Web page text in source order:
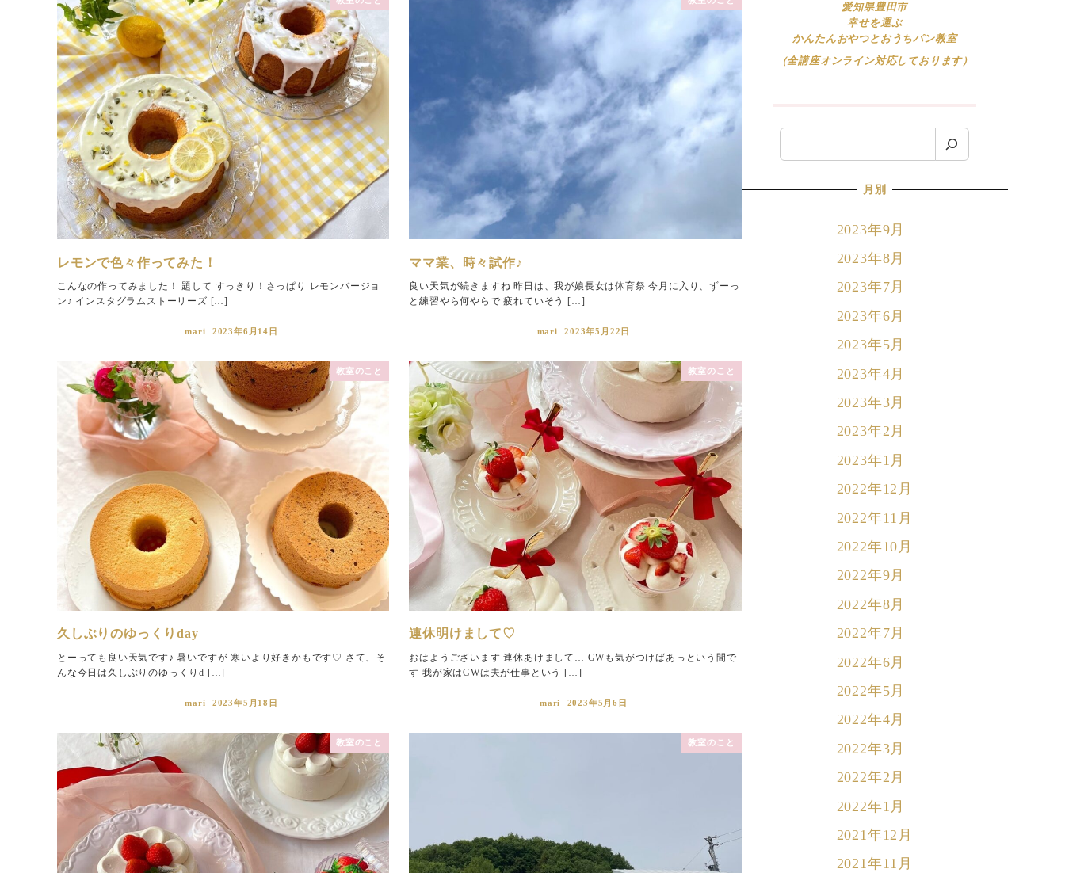
レモンで色々作ってみた！
こんなの作ってみました！ 題して すっきり！さっぱり レモンバージョ
ン♪ インスタグラムストーリーズ […]
mari 2023年6月14日
ママ業、時々試作♪
良い天気が続きますね 昨日は、我が娘長女は体育祭 今月に入り、ずーっ
と練習やら何やらで 疲れていそう […]
mari 2023年5月22日
教室のこと
久しぶりのゆっくりday
とーっても良い天気です♪ 暑いですが 寒いより好きかもです♡ さて、そ
んな今日は久しぶりのゆっくりd […]
mari 2023年5月18日
教室のこと
連休明けまして♡
おはようございます 連休あけまして… GWも気がつけばあっという間で
す 我が家はGWは夫が仕事という […]
mari 2023年5月6日
教室のこと 教室のこと
愛知県豊田市
幸せを運ぶ
かんたんおやつとおうちパン教室
（全講座オンライン対応しております）
索
月別
2023年9月
2023年8月
2023年7月
2023年6月
2023年5月
2023年4月
2023年3月
2023年2月
2023年1月
2022年12月
2022年11月
2022年10月
2022年9月
2022年8月
2022年7月
2022年6月
2022年5月
2022年4月
2022年3月
2022年2月
2022年1月
2021年12月
2021年11月